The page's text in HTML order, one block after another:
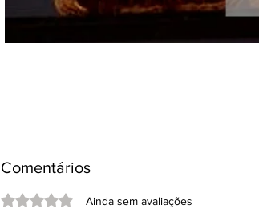
Comentários
Avaliado com 0 de 5 estrelas.Ainda sem avaliações